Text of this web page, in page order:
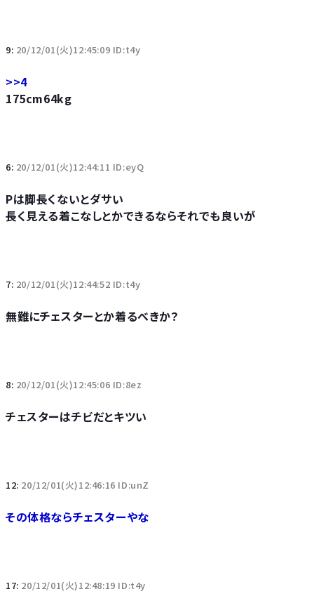
9: 20/12/01(火)12:45:09 ID:t4y
>>4
175cm64kg
6: 20/12/01(火)12:44:11 ID:eyQ
Pは脚長くないとダサい
長く見える着こなしとかできるならそれでも良いが
7: 20/12/01(火)12:44:52 ID:t4y
無難にチェスターとか着るべきか？
8: 20/12/01(火)12:45:06 ID:8ez
チェスターはチビだとキツい
12: 20/12/01(火)12:46:16 ID:unZ
その体格ならチェスターやな
17: 20/12/01(火)12:48:19 ID:t4y